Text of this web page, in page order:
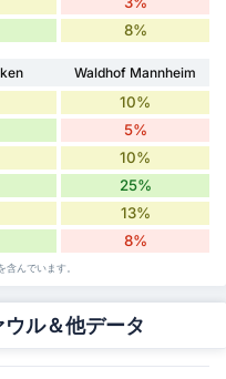
8%
Waldhof Mannheim
10%
5%
10%
25%
13%
8%
んでいます。
ル＆他データ